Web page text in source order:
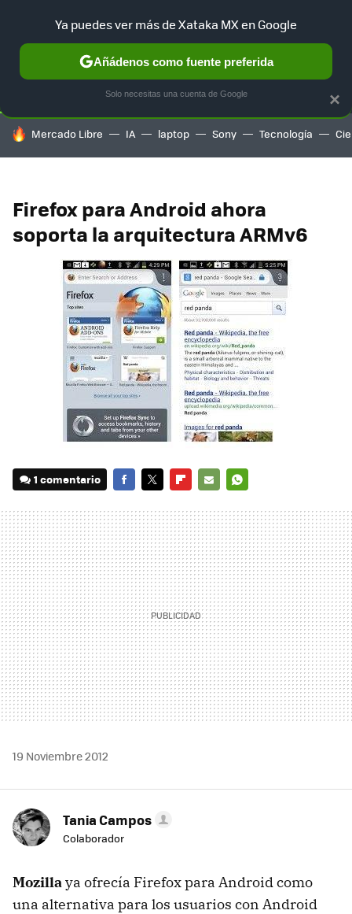
SELECCIÓN GAMING HOME AUTO TERRITORIO
HOY SE HABLA DE
Mercado Libre IA laptop Sony Tecnología
Firefox para Android ahora
soporta la arquitectura ARMv6
1 comentario
MAIL
19 Noviembre 2012
Tania Campos
Colaborador
Mozillaya ofrecía Firefox para Android como
una alternativa para los usuarios con Android
×
Ya puedes ver más de Xataka MX en Google
Añádenos como fuente preferida
Solo necesitas una cuenta de Google